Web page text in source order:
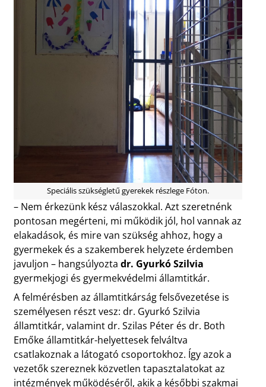
Speciális szükségletű gyerekek részlege Fóton.
– Nem érkezünk kész válaszokkal. Azt szeretnénk
pontosan megérteni, mi működik jól, hol vannak az
elakadások, és mire van szükség ahhoz, hogy a
gyermekek és a szakemberek helyzete érdemben
javuljon – hangsúlyozta dr. Gyurkó Szilvia
gyermekjogi és gyermekvédelmi államtitkár.
A felmérésben az államtitkárság felsővezetése is
személyesen részt vesz: dr. Gyurkó Szilvia
államtitkár, valamint dr. Szilas Péter és dr. Both
Emőke államtitkár-helyettesek felváltva
csatlakoznak a látogató csoportokhoz. Így azok a
vezetők szereznek közvetlen tapasztalatokat az
intézmények működéséről, akik a későbbi szakmai